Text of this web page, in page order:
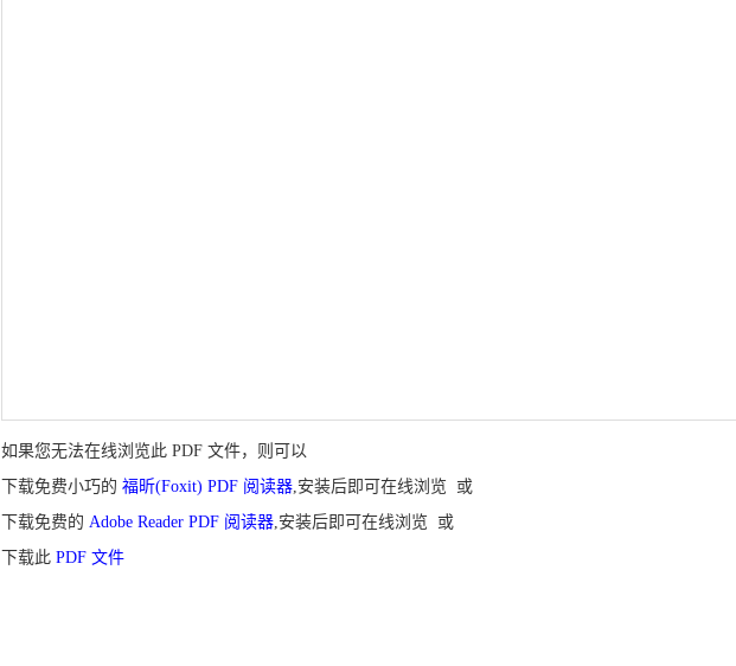
如果您无法在线浏览此 PDF 文件，则可以
下载免费小巧的 福昕(Foxit) PDF 阅读器,安装后即可在线浏览 或
下载免费的 Adobe Reader PDF 阅读器,安装后即可在线浏览 或
下载此 PDF 文件